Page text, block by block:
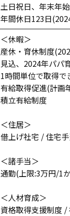
土日祝日、年末年
年間休日123日
＜休暇＞
産休・育休制度
見込、2024年パパ
1時間単位で取得で
有給取得促進(計画
積立有給制度
＜住居＞
借上げ社宅 / 住宅
＜諸手当＞
通勤(上限:3万円/1
＜人材育成＞
資格取得支援制度